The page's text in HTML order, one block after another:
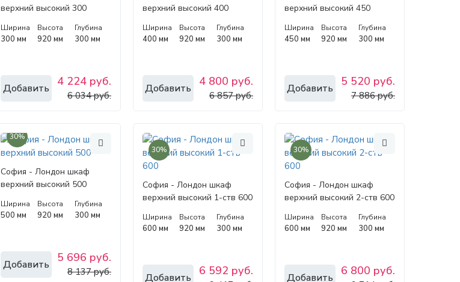
верхний высокий 300
Ширина
300 мм
Высота
920 мм
Глубина
300 мм
Добавить 4 224 руб.
6 034 руб.
верхний высокий 400
Ширина
400 мм
Высота
920 мм
Глубина
300 мм
Добавить 4 800 руб.
6 857 руб.
верхний высокий 450
Ширина
450 мм
Высота
920 мм
Глубина
300 мм
Добавить 5 520 руб.
7 886 руб.
30%
София - Лондон шкаф
верхний высокий 500
Ширина
500 мм
Высота
920 мм
Глубина
300 мм
Добавить 5 696 руб.
8 137 руб.
30%
София - Лондон шкаф
верхний высокий 1-ств 600
Ширина
600 мм
Высота
920 мм
Глубина
300 мм
Добавить 6 592 руб.
30%
София - Лондон шкаф
верхний высокий 2-ств 600
Ширина
600 мм
Высота
920 мм
Глубина
300 мм
Добавить 6 800 руб.